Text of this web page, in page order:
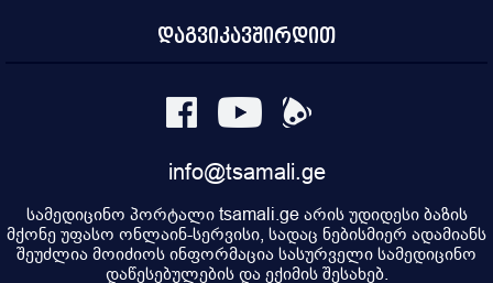
დაგვიკავშირდით
info@tsamali.ge
სამედიცინო პორტალი tsamali.ge არის უდიდესი ბაზის
მქონე უფასო ონლაინ-სერვისი, სადაც ნებისმიერ ადამიანს
შეუძლია მოიძიოს ინფორმაცია სასურველი სამედიცინო
დაწესებულების და ექიმის შესახებ.